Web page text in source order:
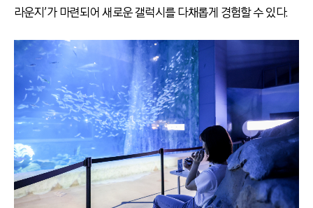
라운지’가 마련되어 새로운 갤럭시를 다채롭게 경험할 수 있다.